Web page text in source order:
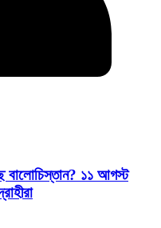
বালোচিস্তান? ১১ আগস্ট